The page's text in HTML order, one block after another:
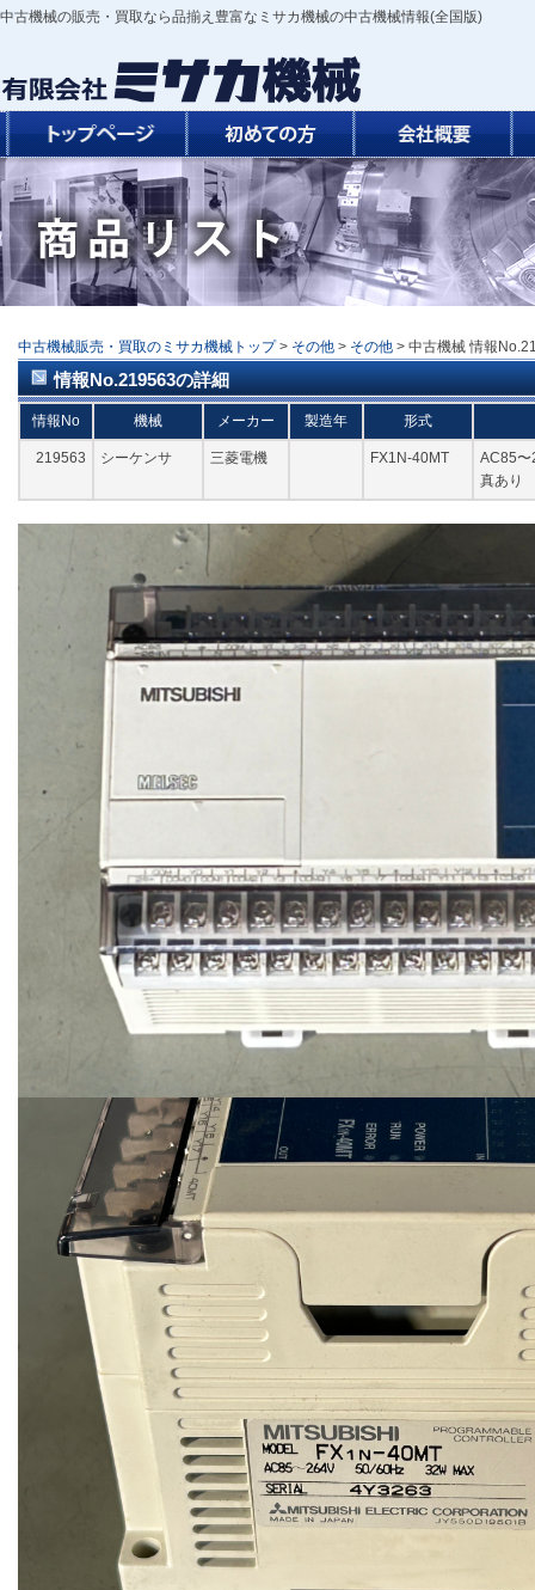
中古機械の販売・買取なら品揃え豊富なミサカ機械の中古機械情報(全国版)
中古機械販売・買取のミサカ機械トップ > その他 > その他 > 中古機械 情報
情報No.219563の詳細
情報No 機械 メーカー 製造年 形式
219563 シーケンサ 三菱電機 FX1N-40MT
AC85〜
真あり